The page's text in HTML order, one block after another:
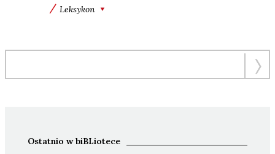
Leksykon
Ostatnio w biBLiotece